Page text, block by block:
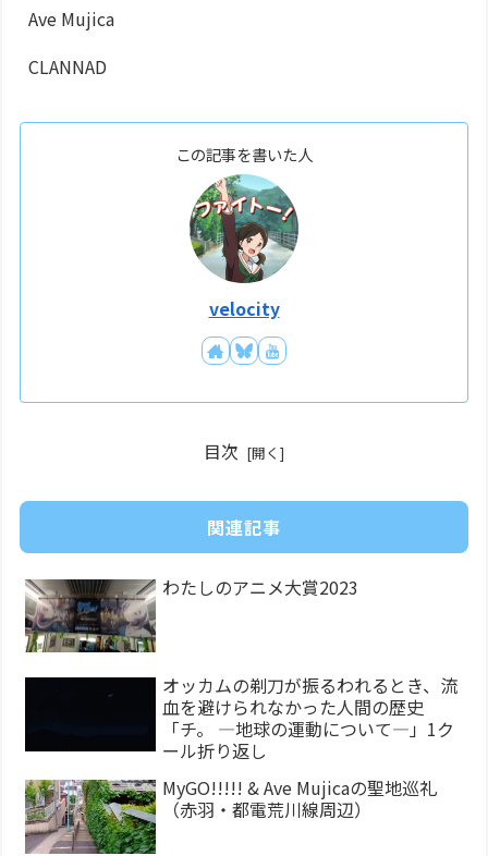
Ave Mujica
CLANNAD
この記事を書いた人
velocity
目次
関連記事
わたしのアニメ大賞2023
オッカムの剃刀が振るわれるとき、流
血を避けられなかった人間の歴史
「チ。 ―地球の運動について―」1ク
ール折り返し
MyGO!!!!! & Ave Mujicaの聖地巡礼
（赤羽・都電荒川線周辺）